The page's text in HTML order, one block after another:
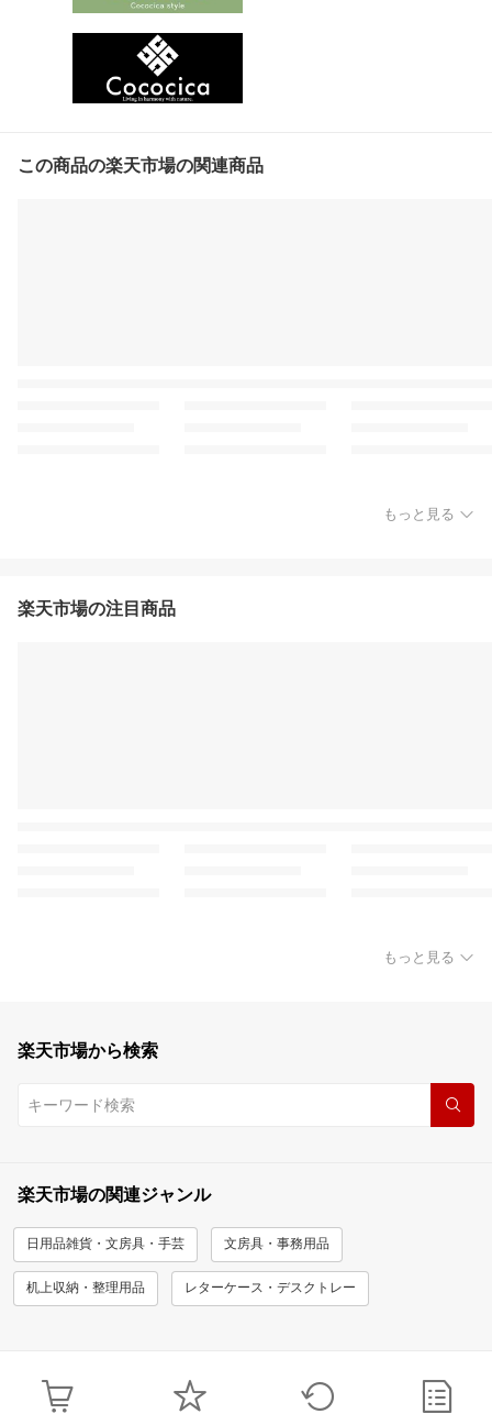
この商品の楽天市場の関連商品
もっと見る
楽天市場の注目商品
もっと見る
楽天市場から検索
楽天市場の関連ジャンル
日用品雑貨・文房具・手芸 文房具・事務用品
机上収納・整理用品 レターケース・デスクトレー